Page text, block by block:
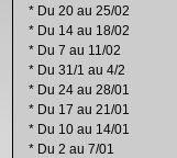
* Du 20 au 25/02
* Du 14 au 18/02
* Du 7 au 11/02
* Du 31/1 au 4/2
* Du 24 au 28/01
* Du 17 au 21/01
* Du 10 au 14/01
* Du 2 au 7/01